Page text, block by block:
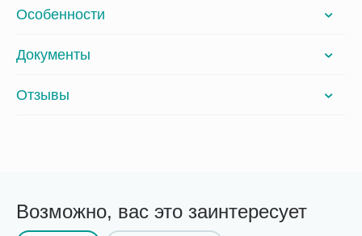
Особенности
Документы
Отзывы
Возможно, вас это заинтересует